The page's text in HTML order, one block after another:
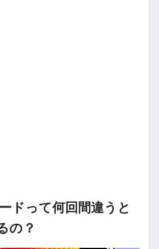
ドって何回間違うと
の？